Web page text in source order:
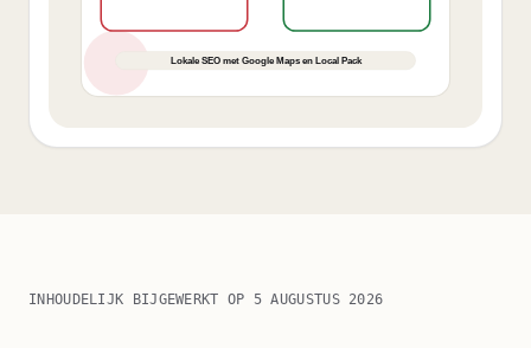
INHOUDELIJK BIJGEWERKT OP 5 AUGUSTUS 2026